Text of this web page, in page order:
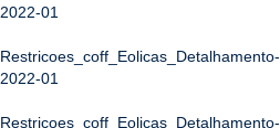
2022-01
Restricoes_coff_Eolicas_Detalhamento-
2022-01
Restricoes_coff_Eolicas_Detalhamento-